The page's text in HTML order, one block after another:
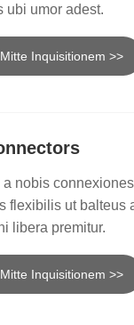
ubi umor adest.
Mitte Inquisitionem >>
nobis
flexibilis ut
libera premitur.
Mitte Inquisitionem >>